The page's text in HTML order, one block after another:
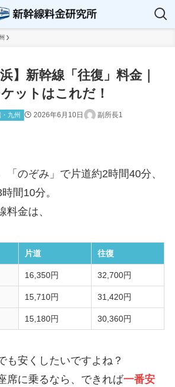
】新幹線「往復」料金｜
ットはこれだ！
九州 2026年6月10日 副所長1
「のぞみ」で片道約2時間40分、
間10分。
料金は、
片道 往復
16,350円 32,700円
15,710円 31,420円
15,180円 30,360円
も安くしたいですよね？
席に乗るなら、できれば一番安